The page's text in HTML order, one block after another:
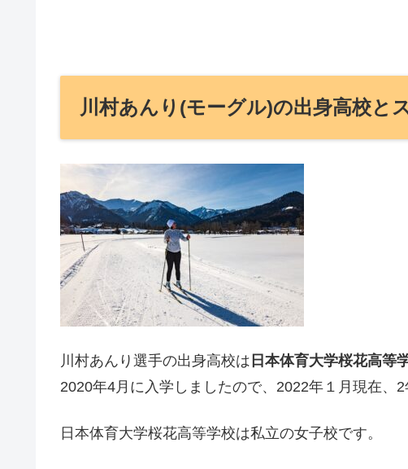
川村あんり(モーグル)の出身高校と
川村あんり選手の出身高校は 日本体育大学桜花高等
2020年4月に入学しましたので、2022年１月現在、2
日本体育大学桜花高等学校は私立の女子校です。